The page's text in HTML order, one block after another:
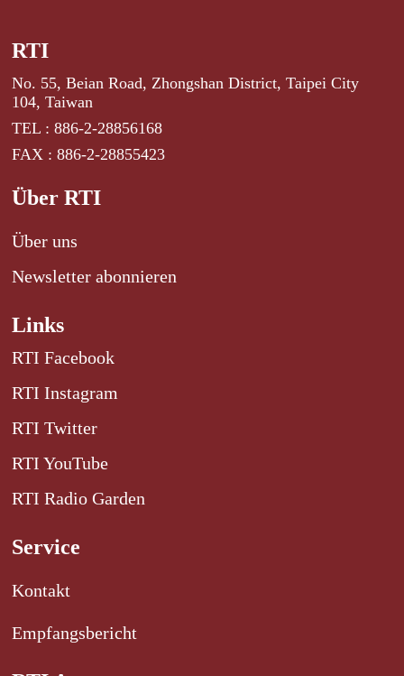
RTI
No. 55, Beian Road, Zhongshan District, Taipei City
104, Taiwan
TEL : 886-2-28856168
FAX : 886-2-28855423
Über RTI
Über uns
Newsletter abonnieren
Links
RTI Facebook
RTI Instagram
RTI Twitter
RTI YouTube
RTI Radio Garden
Service
Kontakt
Empfangsbericht